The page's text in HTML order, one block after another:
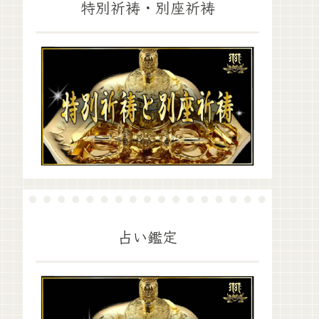
特別祈祷・別座祈祷
占い鑑定